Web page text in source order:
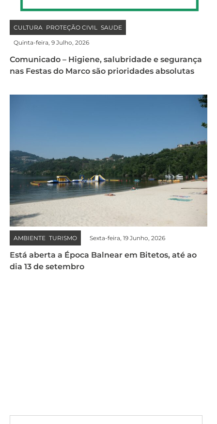
CULTURA PROTEÇÃO CIVIL SAUDE
Quinta-feira, 9 Julho, 2026
Comunicado – Higiene, salubridade e segurança
nas Festas do Marco são prioridades absolutas
AMBIENTE TURISMO Sexta-feira, 19 Junho, 2026
Está aberta a Época Balnear em Bitetos, até ao
dia 13 de setembro